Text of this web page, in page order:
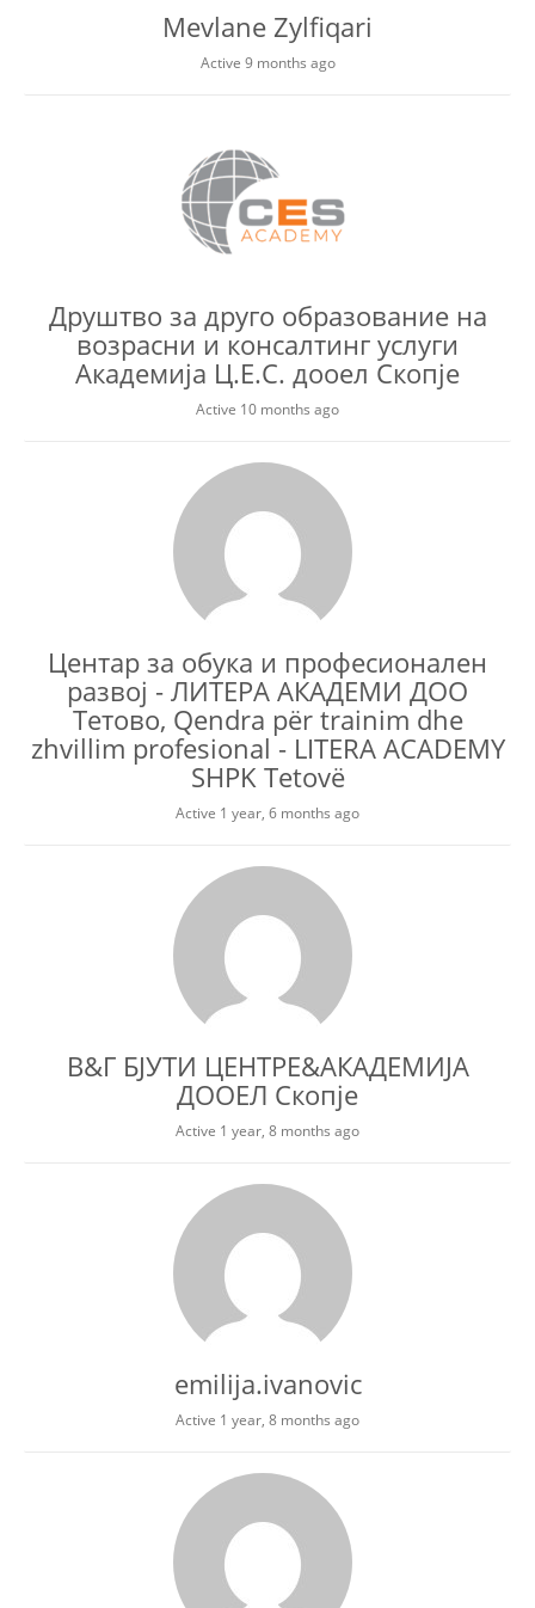
Mevlane Zylfiqari
Active 9 months ago
Друштво за друго образование на
возрасни и консалтинг услуги
Академија Ц.Е.С. дооел Скопје
Active 10 months ago
Центар за обука и професионален
развој - ЛИТЕРА АКАДЕМИ ДОО
Тетово, Qendra për trainim dhe
zhvillim profesional - LITERA ACADEMY
SHPK Tetovë
Active 1 year, 6 months ago
В&Г БЈУТИ ЦЕНТРЕ&АКАДЕМИЈА
ДООЕЛ Скопје
Active 1 year, 8 months ago
emilija.ivanovic
Active 1 year, 8 months ago